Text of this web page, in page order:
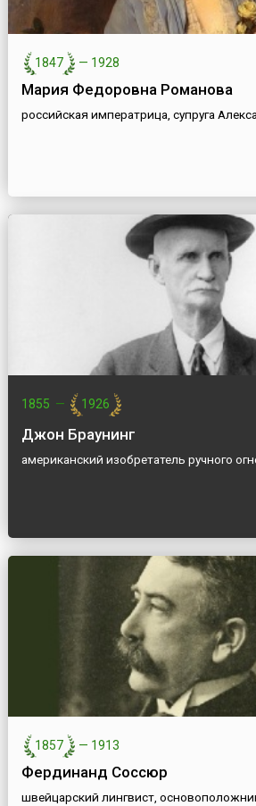
1847 — 1928
Мария Федоровна Романова
российская императрица, супруга
1855 — 1926
Джон Браунинг
американский изобретатель ручного
1857 — 1913
Фердинанд Соссюр
швейцарский лингвист,